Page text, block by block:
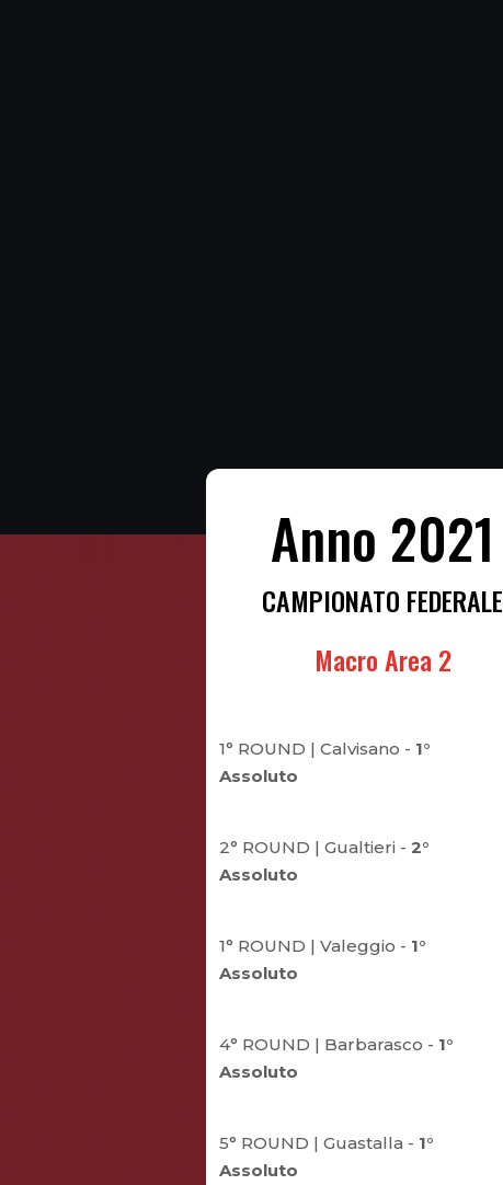
Anno 2021
CAMPIONATO FEDERALE
Macro Area 2
1° ROUND | Calvisano - 1°
Assoluto
2° ROUND | Gualtieri -2°
Assoluto
1° ROUND | Valeggio - 1°
Assoluto
4° ROUND | Barbarasco - 1°
Assoluto
5° ROUND | Guastalla - 1°
Assoluto